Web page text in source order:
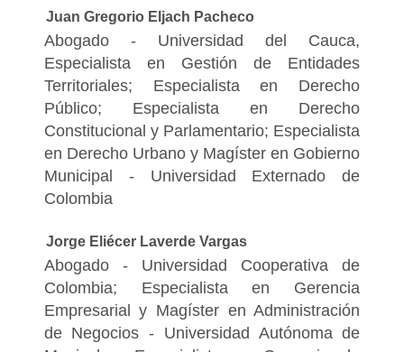
Juan Gregorio Eljach Pacheco
Abogado - Universidad del Cauca,
Especialista en Gestión de Entidades
Territoriales; Especialista en Derecho
Público; Especialista en Derecho
Constitucional y Parlamentario; Especialista
en Derecho Urbano y Magíster en Gobierno
Municipal - Universidad Externado de
Colombia
Jorge Eliécer Laverde Vargas
Abogado - Universidad Cooperativa de
Colombia; Especialista en Gerencia
Empresarial y Magíster en Administración
de Negocios - Universidad Autónoma de